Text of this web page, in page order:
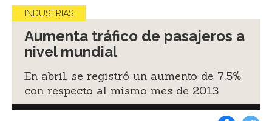
INDUSTRIAS
Aumenta tráfico de pasajeros a
nivel mundial
En abril, se registró un aumento de 7.5%
con respecto al mismo mes de 2013